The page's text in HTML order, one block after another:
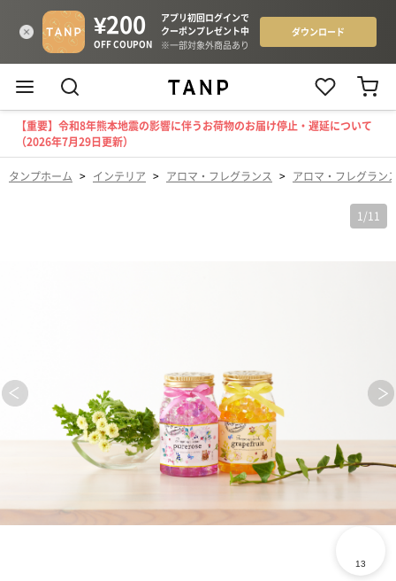
【重要】令和8年熊本地震の影響に伴うお荷物のお届け停止・遅延について
（2026年7月29日更新）
タンプホーム > インテリア > アロマ・フレグランス > アロマ・フレグラン
1 /11